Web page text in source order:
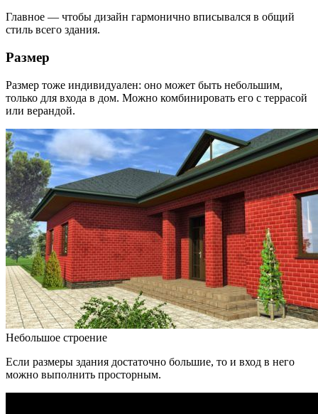
Главное — чтобы дизайн гармонично вписывался в общий
стиль всего здания.
Размер
Размер тоже индивидуален: оно может быть небольшим,
только для входа в дом. Можно комбинировать его с террасой
или верандой.
Небольшое строение
Если размеры здания достаточно большие, то и вход в него
можно выполнить просторным.